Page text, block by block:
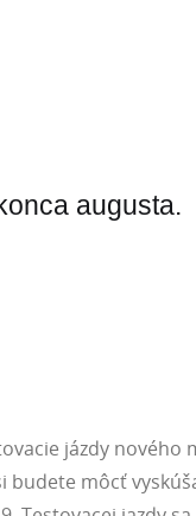
augusta.
jázdy nového
budete môcť